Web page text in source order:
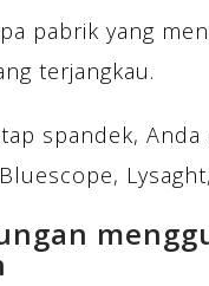
pabrik yang
terjangkau.
spandek,